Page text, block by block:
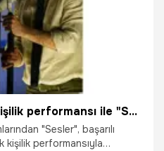
Salih Bademci'nin tek kişilik performansı ile "Sesler" sezon boyu sahnede
"Sesler", başarılı
kişilik performansıyla